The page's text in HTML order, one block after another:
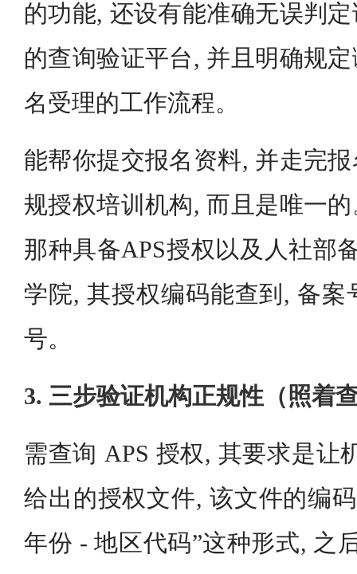
的功能, 还设有能准确无误判
的查询验证平台, 并且明确规
名受理的工作流程。
能帮你提交报名资料, 并走完
规授权培训机构, 而且是唯一
那种具备APS授权以及人社部
学院, 其授权编码能查到, 备案
号。
3. 三步验证机构正规性（照着
需查询 APS 授权, 其要求是让
给出的授权文件, 该文件的编
年份 - 地区代码”这种形式, 之